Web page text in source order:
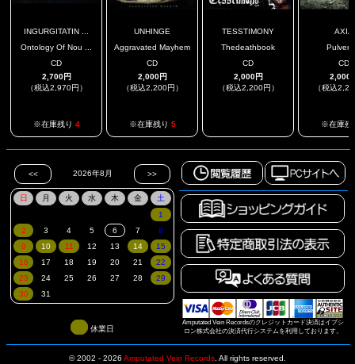
INGURGITATIN ...
Ontology Of Nou ...
CD
2,700円
（税込2,970円）
※在庫残り 4
UNHINGE
Aggravated Mayhem
CD
2,000円
（税込2,200円）
※在庫残り 5
TESSTIMONY
Thedeathbook
CD
2,000円
（税込2,200円）
AXIA
CD
2,000
（税込
※在庫残
Amputated Vein Recordsのクレジットカード決済はイプシ
ロン株式会社の決済代行システムを利用しております。
休業日
© 2002 - 2026 Amputated Vein Records All rights reserved.